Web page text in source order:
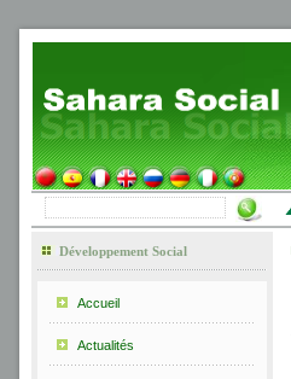
Développement Social
Accueil
Actualités